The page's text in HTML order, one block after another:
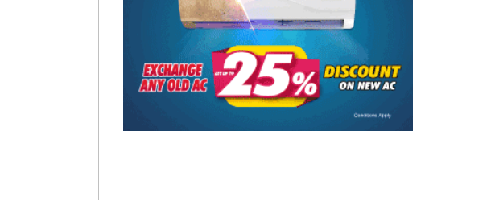
ইরানি হামলায় মস্তিষ্কে আঘাত পেয়েছেন
৭০০ মার্কিন সেনা
মুখ খুললেন লন্ডনে বয়ফ্রেন্ডের কাছে
বান্ধবীর গোপন ছবি পাঠানো সেই ছাত্রী